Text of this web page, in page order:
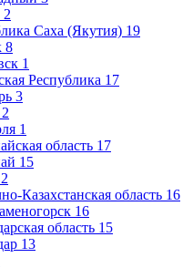
2
Саха (Якутия) 19
8
1
Республика 17
3
2
1
область 17
15
2
Казахстанская область 16
16
область 15
13